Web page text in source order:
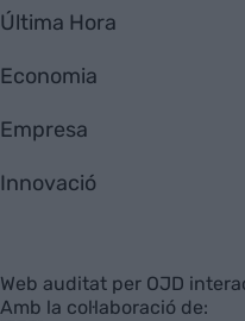
Última Hora
Economia
Empresa
Innovació
Web auditat per OJD
Amb la col·laboració de: